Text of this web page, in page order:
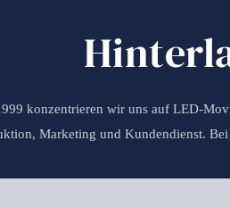
konzentrieren wir uns auf LED-
Marketing und Kundendienst.